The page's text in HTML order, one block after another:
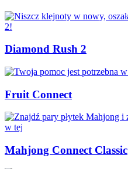
Diamond Rush 2
Fruit Connect
Mahjong Connect Classic